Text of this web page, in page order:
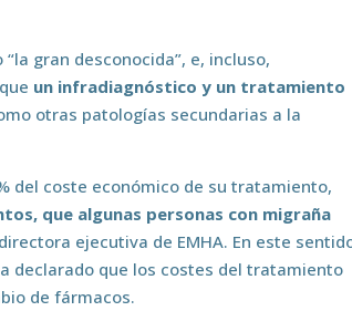
“la gran desconocida”, e, incluso,
un infradiagnóstico y un tratamiento
otras patologías secundarias a la
del coste económico de su tratamiento,
que algunas personas con migraña
ejecutiva de EMHA. En este
declarado que los costes del tratamiento
de fármacos.